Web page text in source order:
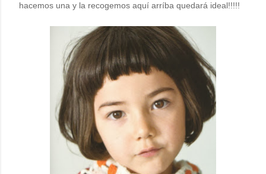
hacemos una y la recogemos aquí arríba quedará ideal!!!!!